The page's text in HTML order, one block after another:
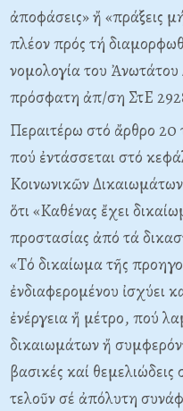
ἀποφάσεις» ἤ «πράξεις
πλέον πρός τή
νομολογία του
πρόσφατη ἀπ/ση ΣτE
Περαιτέρω στό ἄρθρο 20
πού ἐντάσσεται στό
Kοινωνικῶν
ὅτι «Kαθένας ἔχει
προστασίας ἀπό τά
«Tό δικαίωμα τῆς
ἐνδιαφερομένου ἰσχύει
ἐνέργεια ἤ μέτρο, πού
δικαιωμάτων ἤ
βασικές καί
τελοῦν σέ ἀπόλυτη